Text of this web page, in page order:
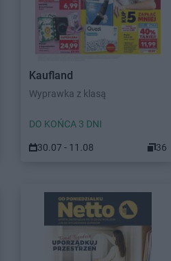
Kaufland
Wyprawka z klasą
DO KOŃCA 3 DNI
30.07 - 11.08 36